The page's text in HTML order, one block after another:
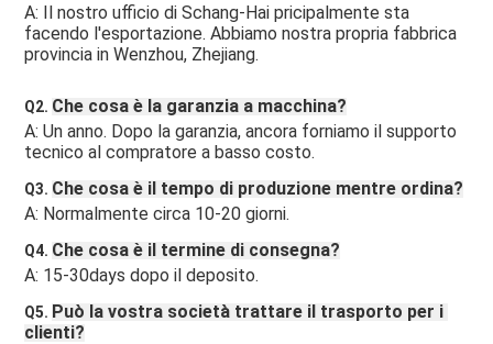
A: Il nostro ufficio di Schang-Hai pricipalmente sta
facendo l'esportazione. Abbiamo nostra propria fabbrica
provincia in Wenzhou, Zhejiang.
Q2. Che cosa è la garanzia a macchina?
A: Un anno. Dopo la garanzia, ancora forniamo il supporto
tecnico al compratore a basso costo.
Q3. Che cosa è il tempo di produzione mentre ordina?
A: Normalmente circa 10-20 giorni.
Q4. Che cosa è il termine di consegna?
A: 15-30days dopo il deposito.
Q5. Può la vostra società trattare il trasporto per i
clienti?